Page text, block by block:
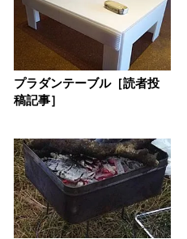
プラダンテーブル［読者投
稿記事］